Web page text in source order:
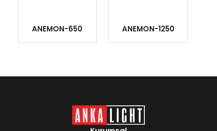
ANEMON-650 ANEMON-1250